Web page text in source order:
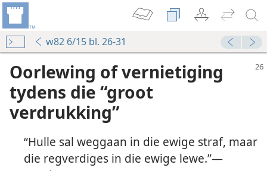
w82 6/15 bl. 26-31
Oorlewing of vernietiging
tydens die “groot
verdrukking”
“Hulle sal weggaan in die ewige straf, maar
die regverdiges in die ewige lewe.”—